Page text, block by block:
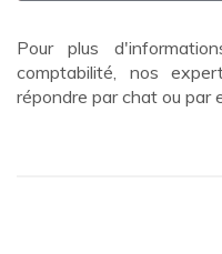
Pour plus
comptabilité, nos
répondre par chat ou par